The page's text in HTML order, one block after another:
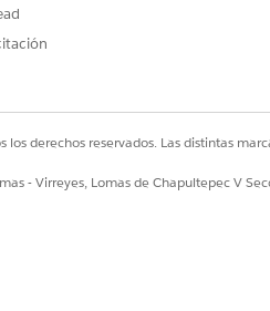
derechos reservados. Las distintas
- Virreyes, Lomas de Chapultepec V